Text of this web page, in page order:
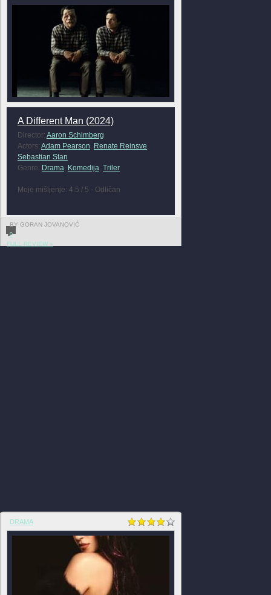
A Different Man (2024)
Director: Aaron Schimberg
Actors: Adam Pearson, Renate Reinsve,
Sebastian Stan
Genre: Drama, Komedija, Triler
Moje mišljenje: 4.5 / 5 - Odličan
BY GORAN JOVANOVIĆ
0
FULL REVIEW »
DRAMA